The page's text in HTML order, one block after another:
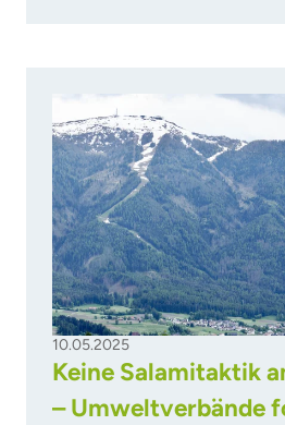
10.05.2025
Keine Salamitaktik
– Umweltverbände